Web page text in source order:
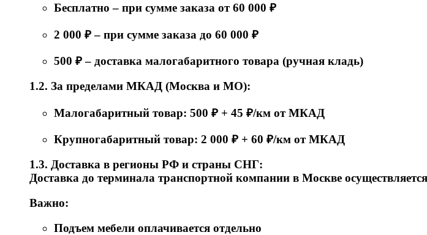
Бесплатно – при сумме заказа от 60 000 ₽
2 000 ₽ – при сумме заказа до 60 000 ₽
500 ₽ – доставка малогабаритного товара (ручная кладь)
1.2. За пределами МКАД (Москва и МО):
Малогабаритный товар: 500 ₽ + 45 ₽/км от МКАД
Крупногабаритный товар: 2 000 ₽ + 60 ₽/км от МКАД
1.3. Доставка в регионы РФ и страны СНГ:
Доставка до терминала транспортной компании в Москве
Важно:
Подъем мебели оплачивается отдельно